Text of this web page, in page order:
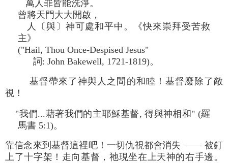
萬人罪皆能洗淨。
曾將天門大大開啟，
人〔與〕神可處和平中。《快來崇拜受苦救
主》
("Hail, Thou Once-Despised Jesus"
詞: John Bakewell, 1721-1819)。
基督帶來了神與人之間的和睦！基督廢除了敵
視！
"我們...藉著我們的主耶穌基督, 得與神相和" (羅
馬書 5:1)。
靠信念來到基督這裡吧！一切仇視都會消失 —— 被釘
上了十字架！走向基督，祂現坐在上天神的右手邊。